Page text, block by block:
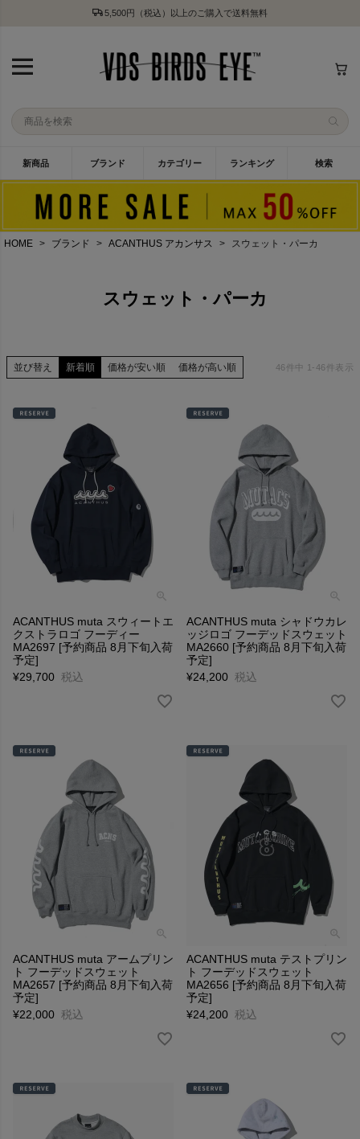
5,500円（税込）以上のご購入で送料無料
新商品 ブランド カテゴリー ランキング 検索
HOME ブランド ACANTHUS アカンサス スウェット・パーカ
スウェット・パーカ
並び替え 新着順 価格が安い順 価格が高い順 46 件中 1 - 46 件表示
ACANTHUS muta スウィートエ
クストラロゴ フーディー
MA2697 [予約商品 8月下旬入荷
予定]
¥29,700 税込
ACANTHUS muta シャドウカレ
ッジロゴ フーデッドスウェット
MA2660 [予約商品 8月下旬入荷
予定]
¥24,200 税込
ACANTHUS muta アームプリン
ト フーデッドスウェット
MA2657 [予約商品 8月下旬入荷
予定]
¥22,000 税込
ACANTHUS muta テストプリン
ト フーデッドスウェット
MA2656 [予約商品 8月下旬入荷
予定]
¥24,200 税込